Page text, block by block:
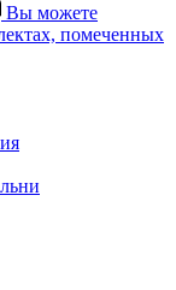
Вы можете
помеченных